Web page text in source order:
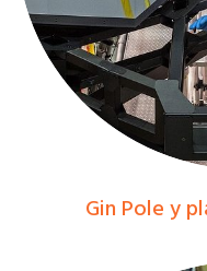
Gin Pole y